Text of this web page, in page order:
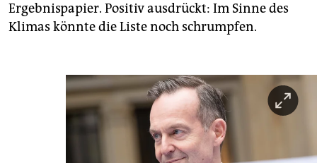
Ergebnispapier. Positiv ausdrückt: Im Sinne des
Klimas könnte die Liste noch schrumpfen.